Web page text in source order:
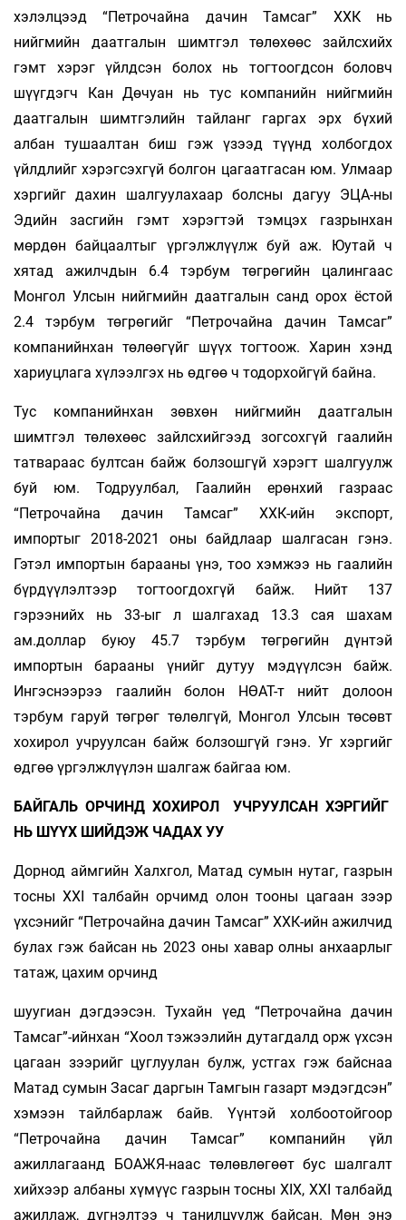
хэлэлцээд “Петрочайна дачин Тамсаг” ХХК нь
нийгмийн даатгалын шимтгэл төлөхөөс зайлсхийх
гэмт хэрэг үйлдсэн болох нь тогтоогдсон боловч
шүүгдэгч Кан Дөчуан нь тус компанийн нийгмийн
даатгалын шимтгэлийн тайланг гаргах эрх бүхий
албан тушаалтан биш гэж үзээд түүнд холбогдох
үйлдлийг хэрэгсэхгүй болгон цагаатгасан юм. Улмаар
хэргийг дахин шалгуулахаар болсны дагуу ЭЦА-ны
Эдийн засгийн гэмт хэрэгтэй тэмцэх газрынхан
мөрдөн байцаалтыг үргэлжлүүлж буй аж. Юутай ч
хятад ажилчдын 6.4 тэрбум төгрөгийн цалингаас
Монгол Улсын нийгмийн даатгалын санд орох ёстой
2.4 тэрбум төгрөгийг “Петрочайна дачин Тамсаг”
компанийнхан төлөөгүйг шүүх тогтоож. Харин хэнд
хариуцлага хүлээлгэх нь өдгөө ч тодорхойгүй байна.
Тус компанийнхан зөвхөн нийгмийн даатгалын
шимтгэл төлөхөөс зайлсхийгээд зогсохгүй гаалийн
татвараас бултсан байж болзошгүй хэрэгт шалгуулж
буй юм. Тодруулбал, Гаалийн ерөнхий газраас
“Петрочайна дачин Тамсаг” ХХК-ийн экспорт,
импортыг 2018-2021 оны байдлаар шалгасан гэнэ.
Гэтэл импортын барааны үнэ, тоо хэмжээ нь гаалийн
бүрдүүлэлтээр тогтоогдохгүй байж. Нийт 137
гэрээнийх нь 33-ыг л шалгахад 13.3 сая шахам
ам.доллар буюу 45.7 тэрбум төгрөгийн дүнтэй
импортын барааны үнийг дутуу мэдүүлсэн байж.
Ингэснээрээ гаалийн болон НӨАТ-т нийт долоон
тэрбум гаруй төгрөг төлөлгүй, Монгол Улсын төсөвт
хохирол учруулсан байж болзошгүй гэнэ. Уг хэргийг
өдгөө үргэлжлүүлэн шалгаж байгаа юм.
БАЙГАЛЬ ОРЧИНД ХОХИРОЛ УЧРУУЛСАН ХЭРГИЙГ
НЬ ШҮҮХ ШИЙДЭЖ ЧАДАХ УУ
Дорнод аймгийн Халхгол, Матад сумын нутаг, газрын
тосны XXI талбайн орчимд олон тооны цагаан зээр
үхсэнийг “Петрочайна дачин Тамсаг” ХХК-ийн ажилчид
булах гэж байсан нь 2023 оны хавар олны анхаарлыг
татаж, цахим орчинд
шуугиан дэгдээсэн. Тухайн үед “Петрочайна дачин
Тамсаг”-ийнхан “Хоол тэжээлийн дутагдалд орж үхсэн
цагаан зээрийг цуглуулан булж, устгах гэж байснаа
Матад сумын Засаг даргын Тамгын газарт мэдэгдсэн”
хэмээн тайлбарлаж байв. Үүнтэй холбоотойгоор
“Петрочайна дачин Тамсаг” компанийн үйл
ажиллагаанд БОАЖЯ-наас төлөвлөгөөт бус шалгалт
хийхээр албаны хүмүүс газрын тосны XIX, XXI талбайд
ажиллаж, дүгнэлтээ ч танилцуулж байсан. Мөн энэ